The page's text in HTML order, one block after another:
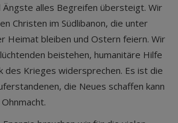
Ängste alles Begreifen übersteigt. Wir
Christen im Südlibanon, die unter
Heimat bleiben und Ostern feiern. Wir
beistehen, humanitäre Hilfe
des Krieges widersprechen. Es ist die
die Neues schaffen kann